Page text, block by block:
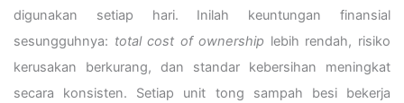
digunakan setiap hari. Inilah keuntungan finansial
sesungguhnya: total cost of ownership lebih rendah, risiko
kerusakan berkurang, dan standar kebersihan meningkat
secara konsisten. Setiap unit tong sampah besi bekerja